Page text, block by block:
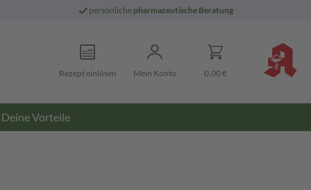
persönliche pharmazeutische Beratung
Rezept einlösen Mein Konto 0,00 €
Deine Vorteile